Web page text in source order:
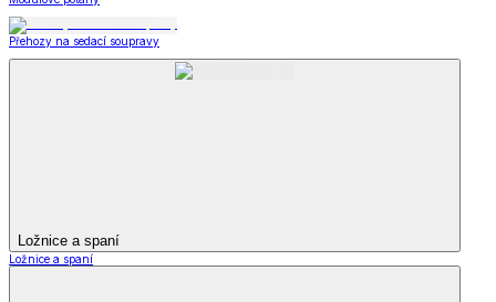
Přehozy na sedací soupravy
Ložnice a spaní
Ložnice a spaní